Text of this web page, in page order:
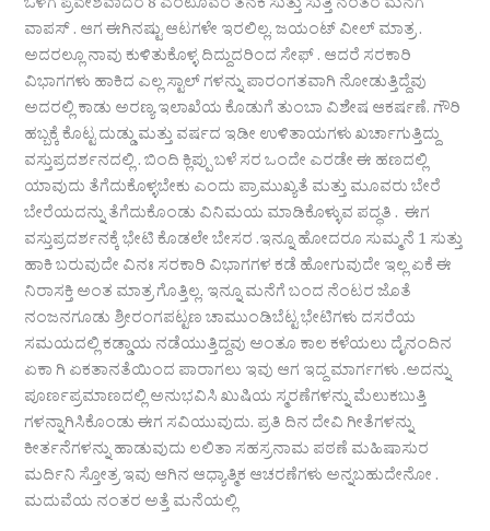
ಒಳಗೆ ಪ್ರವೇಶವಾದರೆ 8 ಎಂಟೂವರೆ ತನಕ ಸುತ್ತು ಸುತ್ತಿ ನಂತರ ಮನೆಗೆ
ವಾಪಸ್ . ಆಗ ಈಗಿನಷ್ಟು ಆಟಗಳೇ ಇರಲಿಲ್ಲ. ಜಯಂಟ್ ವೀಲ್ ಮಾತ್ರ .
ಅದರಲ್ಲೂ ನಾವು ಕುಳಿತುಕೊಳ್ಳ ದಿದ್ದುದರಿಂದ ಸೇಫ್ . ಆದರೆ ಸರಕಾರಿ
ವಿಭಾಗಗಳು ಹಾಕಿದ ಎಲ್ಲ ಸ್ಟಾಲ್ ಗಳನ್ನು ಪಾರಂಗತವಾಗಿ ನೋಡುತ್ತಿದ್ದೆವು
ಅದರಲ್ಲಿ ಕಾಡು ಅರಣ್ಯ ಇಲಾಖೆಯ ಕೊಡುಗೆ ತುಂಬಾ ವಿಶೇಷ ಆಕರ್ಷಣೆ. ಗೌರಿ
ಹಬ್ಬಕ್ಕೆ ಕೊಟ್ಟ ದುಡ್ಡು ಮತ್ತು ವರ್ಷದ ಇಡೀ ಉಳಿತಾಯಗಳು ಖರ್ಚಾಗುತ್ತಿದ್ದು
ವಸ್ತುಪ್ರದರ್ಶನದಲ್ಲಿ . ಬಿಂದಿ ಕ್ಲಿಪ್ಪು ಬಳೆ ಸರ ಒಂದೇ ಎರಡೇ ಈ ಹಣದಲ್ಲಿ
ಯಾವುದು ತೆಗೆದುಕೊಳ್ಳಬೇಕು ಎಂದು ಪ್ರಾಮುಖ್ಯತೆ ಮತ್ತು ಮೂವರು ಬೇರೆ
ಬೇರೆಯದನ್ನು ತೆಗೆದುಕೊಂಡು ವಿನಿಮಯ ಮಾಡಿಕೊಳ್ಳುವ ಪದ್ಧತಿ . ಈಗ
ವಸ್ತುಪ್ರದರ್ಶನಕ್ಕೆ ಭೇಟಿ ಕೊಡಲೇ ಬೇಸರ .ಇನ್ನೂ ಹೋದರೂ ಸುಮ್ಮನೆ 1 ಸುತ್ತು
ಹಾಕಿ ಬರುವುದೇ ವಿನಃ ಸರಕಾರಿ ವಿಭಾಗಗಳ ಕಡೆ ಹೋಗುವುದೇ ಇಲ್ಲ ಏಕೆ ಈ
ನಿರಾಸಕ್ತಿ ಅಂತ ಮಾತ್ರ ಗೊತ್ತಿಲ್ಲ. ಇನ್ನೂ ಮನೆಗೆ ಬಂದ ನೆಂಟರ ಜೊತೆ
ನಂಜನಗೂಡು ಶ್ರೀರಂಗಪಟ್ಟಣ ಚಾಮುಂಡಿಬೆಟ್ಟ ಭೇಟಿಗಳು ದಸರೆಯ
ಸಮಯದಲ್ಲಿ ಕಡ್ಡಾಯ ನಡೆಯುತ್ತಿದ್ದವು ಅಂತೂ ಕಾಲ ಕಳೆಯಲು ದೈನಂದಿನ
ಏಕಾ ಗಿ ಏಕತಾನತೆಯಿಂದ ಪಾರಾಗಲು ಇವು ಆಗ ಇದ್ದ ಮಾರ್ಗಗಳು .ಅದನ್ನು
ಪೂರ್ಣಪ್ರಮಾಣದಲ್ಲಿ ಅನುಭವಿಸಿ ಖುಷಿಯ ಸ್ಮರಣೆಗಳನ್ನು ಮೆಲುಕಬುತ್ತಿ
ಗಳನ್ನಾಗಿಸಿಕೊಂಡು ಈಗ ಸವಿಯುವುದು. ಪ್ರತಿ ದಿನ ದೇವಿ ಗೀತೆಗಳನ್ನು
ಕೀರ್ತನೆಗಳನ್ನು ಹಾಡುವುದು ಲಲಿತಾ ಸಹಸ್ರನಾಮ ಪಠಣೆ ಮಹಿಷಾಸುರ
ಮರ್ದಿನಿ ಸ್ತೋತ್ರ ಇವು ಆಗಿನ ಆಧ್ಯಾತ್ಮಿಕ ಆಚರಣೆಗಳು ಅನ್ನಬಹುದೇನೋ .
ಮದುವೆಯ ನಂತರ ಅತ್ತೆ ಮನೆಯಲ್ಲಿ